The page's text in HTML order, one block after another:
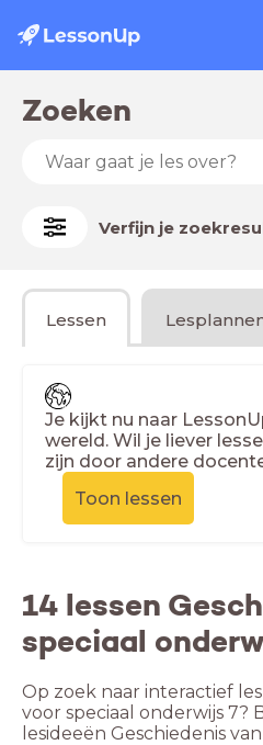
Zoeken
Verfijn je
Lessen
Je kijkt nu naar
wereld. Wil je liever
zijn door andere
Toon lessen
14 lessen
speciaal
Op zoek naar interactief
voor speciaal onderwijs 7?
lesideeën Geschiedenis